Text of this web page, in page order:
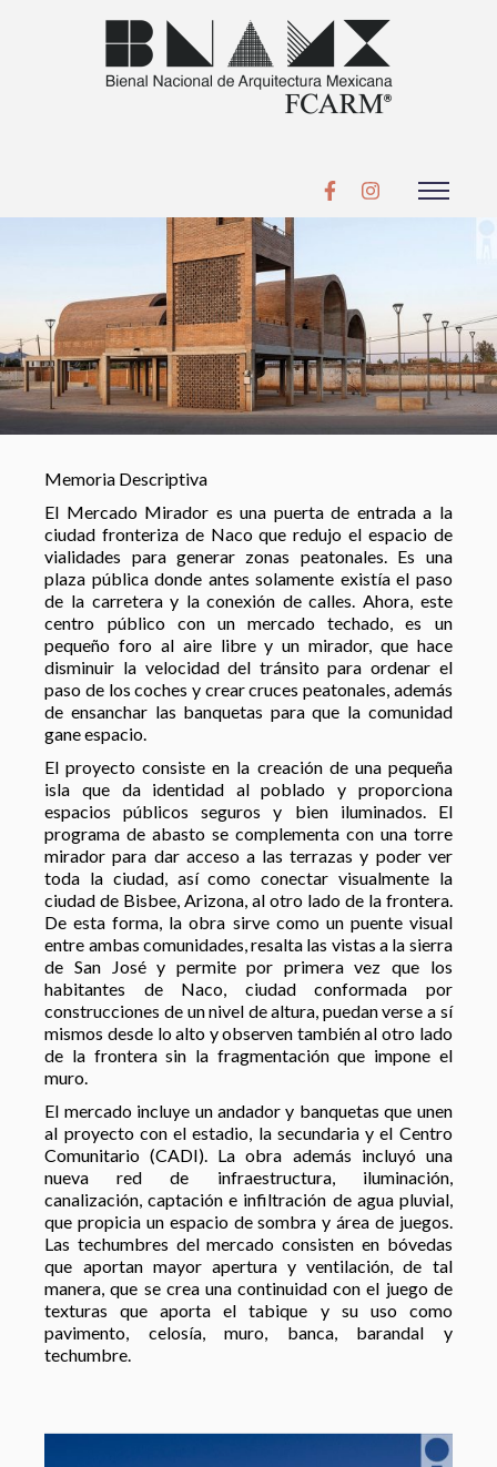
Memoria Descriptiva
El Mercado Mirador es una puerta de entrada a la
ciudad fronteriza de Naco que redujo el espacio de
vialidades para generar zonas peatonales. Es una
plaza pública donde antes solamente existía el paso
de la carretera y la conexión de calles. Ahora, este
centro público con un mercado techado, es un
pequeño foro al aire libre y un mirador, que hace
disminuir la velocidad del tránsito para ordenar el
paso de los coches y crear cruces peatonales, además
de ensanchar las banquetas para que la comunidad
gane espacio.
El proyecto consiste en la creación de una pequeña
isla que da identidad al poblado y proporciona
espacios públicos seguros y bien iluminados. El
programa de abasto se complementa con una torre
mirador para dar acceso a las terrazas y poder ver
toda la ciudad, así como conectar visualmente la
ciudad de Bisbee, Arizona, al otro lado de la frontera.
De esta forma, la obra sirve como un puente visual
entre ambas comunidades, resalta las vistas a la sierra
de San José y permite por primera vez que los
habitantes de Naco, ciudad conformada por
construcciones de un nivel de altura, puedan verse a sí
mismos desde lo alto y observen también al otro lado
de la frontera sin la fragmentación que impone el
muro.
El mercado incluye un andador y banquetas que unen
al proyecto con el estadio, la secundaria y el Centro
Comunitario (CADI). La obra además incluyó una
nueva red de infraestructura, iluminación,
canalización, captación e infiltración de agua pluvial,
que propicia un espacio de sombra y área de juegos.
Las techumbres del mercado consisten en bóvedas
que aportan mayor apertura y ventilación, de tal
manera, que se crea una continuidad con el juego de
texturas que aporta el tabique y su uso como
pavimento, celosía, muro, banca, barandal y
techumbre.